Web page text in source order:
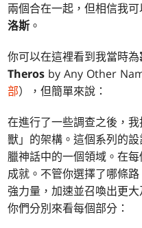
兩個合在一起，但相信我
洛斯 。
你可以在這裡看到我當時為
Theros by Any Other
部），但簡單來說：
在進行了一些調查之後，
獸」的架構。這個系列的
臘神話中的一個領域。在
成就。不管你選擇了哪條
強力量，加速並召喚出更
你們分別來看每個部分：